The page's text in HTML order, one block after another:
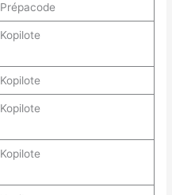
Prépacode
Kopilote
Kopilote
Kopilote
Kopilote